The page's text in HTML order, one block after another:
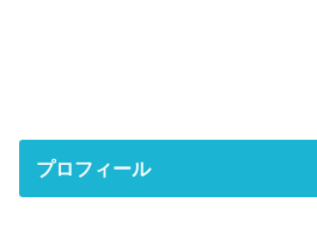
プロフィール